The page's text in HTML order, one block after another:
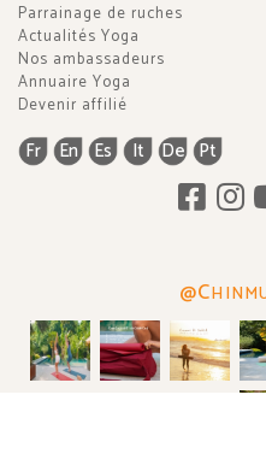
Parrainage de ruches
Actualités Yoga
Nos ambassadeurs
Annuaire Yoga
Devenir affilié
Fr En Es It De Pt
@C